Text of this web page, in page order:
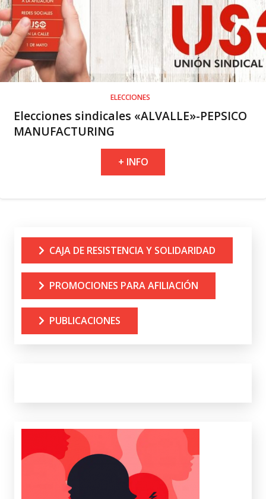
ELECCIONES
Elecciones sindicales «ALVALLE»-PEPSICO
MANUFACTURING
+ INFO
CAJA DE RESISTENCIA Y SOLIDARIDAD
PROMOCIONES PARA AFILIACIÓN
PUBLICACIONES